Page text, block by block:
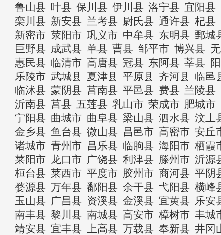
鲁山县 叶县 保川县 伊川县 洛宁县 宜阳县
栾川县 新安县 兰考县 尉氏县 通许县 杞县
新密市 荥阳市 巩义市 中牟县 东明县 鄄城
巨野县 成武县 单县 曹县 邹平市 博兴县
惠民县 临清市 高唐县 冠县 东阿县 莘县
乐陵市 武城县 夏津县 平原县 齐河县 临邑
临沭县 蒙阴县 莒南县 平邑县 费县 兰陵县
沂南县 莒县 五莲县 乳山市 荣成市 肥城市
宁阳县 曲城市 曲阜县 梁山县 泗水县 汶上
金乡县 鱼台县 微山县 昌邑市 高密市 安丘
诸城市 青州市 昌乐县 临朐县 海阳市 栖霞
莱阳市 龙口市 广饶县 利津县 滕州市 沂源
桓台县 莱西市 平度市 胶州市 商河县 平阴
婺源县 万年县 鄱阳县 余干县 弋阳县 横峰
玉山县 广昌县 资溪县 金溪县 宜黄县 乐安
南丰县 黎川县 南城县 高安市 樟树市 丰城
靖安县 宜丰县 上高县 万载县 奉新县 井冈